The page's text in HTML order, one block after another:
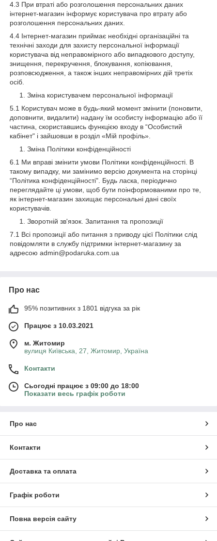
4.3 При втраті або розголошення персональних даних
інтернет-магазин інформує користувача про втрату або
розголошення персональних даних.
4.4 Інтернет-магазин приймає необхідні організаційні та
технічні заходи для захисту персональної інформації
користувача від неправомірного або випадкового доступу,
знищення, перекручення, блокування, копіювання,
розповсюдження, а також інших неправомірних дій третіх
осіб.
Зміна користувачем персональної інформації
5.1 Користувач може в будь-який момент змінити (поновити,
доповнити, видалити) надану їм особисту інформацію або її
частина, скориставшись функцією входу в “Особистий
кабінет" і зайшовши в розділ «Мій профіль».
Зміна Політики конфіденційності
6.1 Ми вправі змінити умови Політики конфіденційності. В
такому випадку, ми замінимо версію документа на сторінці
“Політика конфіденційності". Будь ласка, періодично
переглядайте ці умови, щоб бути поінформованими про те,
як інтернет-магазин захищає персональні дані своїх
користувачів.
Зворотній зв'язок. Запитання та пропозиції
7.1 Всі пропозиції або питання з приводу цієї Політики слід
повідомляти в службу підтримки інтернет-магазину за
адресою admin@podaruka.com.ua
Про нас
95% позитивних з 1801 відгука за рік
Працює з 10.03.2021
м. Житомир
вулиця Київська, 27, Житомир, Україна
Контакти
Сьогодні працює з 09:00 до 18:00
Показати весь графік роботи
Про нас
Контакти
Доставка та оплата
Графік роботи
Повна версія сайту